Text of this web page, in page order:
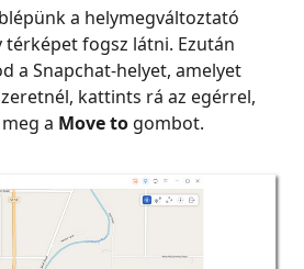
a helymegváltoztató
térképet fogsz látni. Ezután
a Snapchat‑helyet, amelyet
kattints rá az egérrel,
a Move to gombot.